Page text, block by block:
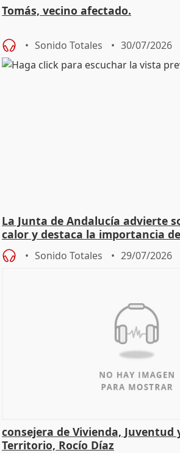
Tomás, vecino afectado.
Sonido Totales 30/07/2026
La Junta de Andalucía advierte
calor y destaca la importancia
Sonido Totales 29/07/2026
consejera de Vivienda, Juventud
Territorio, Rocío Díaz